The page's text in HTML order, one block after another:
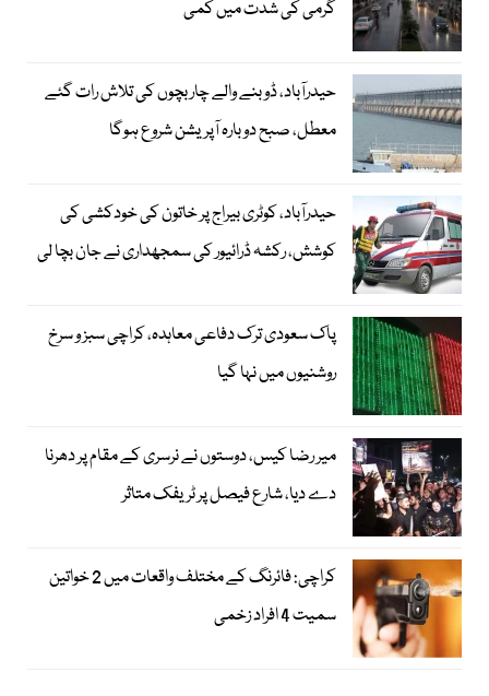
گرمی کی شدت میں کمی
حیدرآباد، ڈوبنے والے چار بچوں کی تلاش رات گئے
معطل، صبح دوبارہ آپریشن شروع ہوگا
حیدرآباد، کوٹری بیراج پر خاتون کی خودکشی کی
کوشش، رکشہ ڈرائیور کی سمجھداری نے جان بچا لی
پاک سعودی ترک دفاعی معاہدہ، کراچی سبز و سرخ
روشنیوں میں نہا گیا
میر رضا کیس، دوستوں نے نرسری کے مقام پر دھرنا
دے دیا، شارع فیصل پر ٹریفک متاثر
کراچی: فائرنگ کے مختلف واقعات میں 2 خواتین
سمیت 4 افراد زخمی